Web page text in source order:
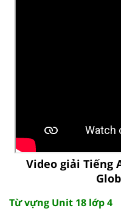
Video giải Tiếng
Từ vựng Unit 18 lớp 4